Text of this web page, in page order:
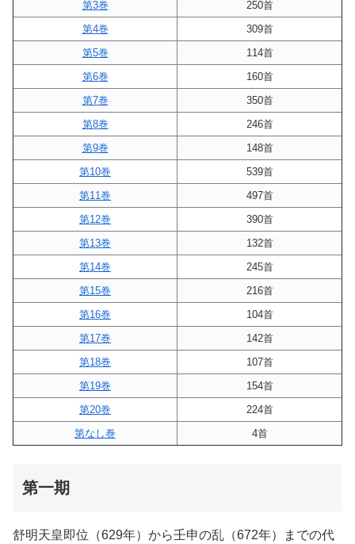
第3巻
250首
第4巻
309首
第5巻
114首
第6巻
160首
第7巻
350首
第8巻
246首
第9巻
148首
第10巻
539首
第11巻
497首
第12巻
390首
第13巻
132首
第14巻
245首
第15巻
216首
第16巻
104首
第17巻
142首
第18巻
107首
第19巻
154首
第20巻
224首
第なし巻
4首
第一期
舒明天皇即位（629年）から壬申の乱（672年）までの代